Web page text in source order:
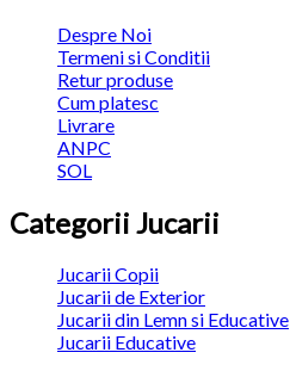
Despre Noi
Termeni si Conditii
Retur produse
Cum platesc
Livrare
ANPC
SOL
Categorii Jucarii
Jucarii Copii
Jucarii de Exterior
Jucarii din Lemn si Educative
Jucarii Educative